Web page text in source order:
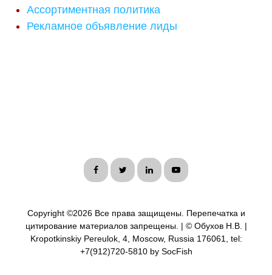
Ассортиментная политика
Рекламное объявление лиды
Copyright ©2026 Все права защищены. Перепечатка и
цитирование материалов запрещены. | © Обухов Н.В. |
Kropotkinskiy Pereulok, 4, Moscow, Russia 176061, tel:
+7(912)720-5810 by SocFish